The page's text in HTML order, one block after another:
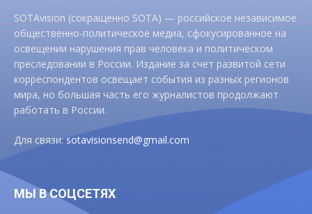
SOTAvision (сокращенно SOTA) — российское независимое
общественно-политическое медиа, сфокусированное на
освещении нарушения прав человека и политическом
преследовании в России. Издание за счет развитой сети
корреспондентов освещает события из разных регионов
мира, но большая часть его журналистов продолжают
работать в России.
Для связи:sotavisionsend@gmail.com
МЫ В СОЦСЕТЯХ